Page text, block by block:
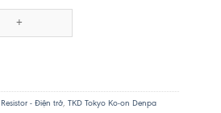
Resistor - Điện trở, TKD Tokyo Ko-on Denpa